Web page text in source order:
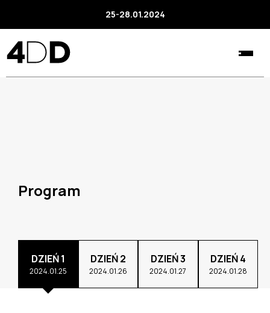
25-28.01.2024
Program
DZIEŃ 1
2024.01.25
DZIEŃ 2
2024.01.26
DZIEŃ 3
2024.01.27
DZIEŃ 4
2024.01.28